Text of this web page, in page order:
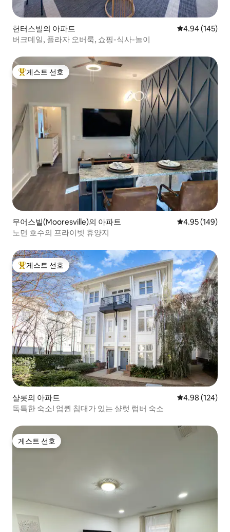
헌터스빌의 아파트 평점 4.94점(5
4.94 (145)
버크데일, 플라자 오버룩, 쇼핑-식사-놀이
상위 게스트 선호
게스트 선호
무어스빌(Mooresville)의 아파트 평점 4.95점(5
4.95 (149)
노먼 호수의 프라이빗 휴양지
상위 게스트 선호
게스트 선호
샬롯의 아파트 평점 4.98점(5
4.98 (124)
독특한 숙소! 업퀸 침대가 있는 샬럿 럼버 숙소
게스트 선호
게스트 선호